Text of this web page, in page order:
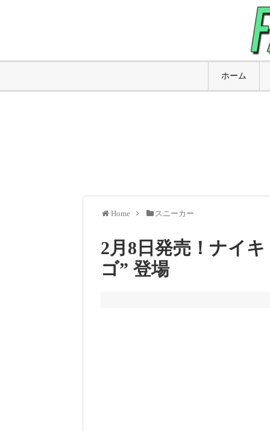
ホーム
Home スニーカー
2月8日発売！ナイ
ゴ” 登場